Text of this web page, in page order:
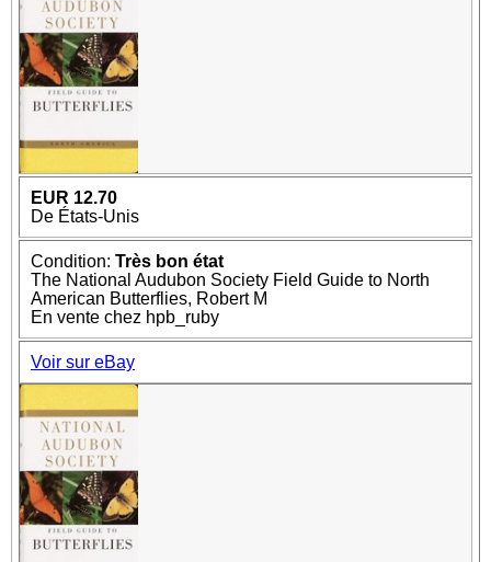
EUR 12.70
De États-Unis
Condition: Très bon état
The National Audubon Society Field Guide to North
American Butterflies, Robert M
En vente chez hpb_ruby
Voir sur eBay